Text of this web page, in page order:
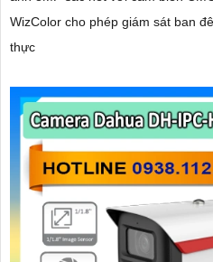
WizColor cho phép giám sát ban
thực